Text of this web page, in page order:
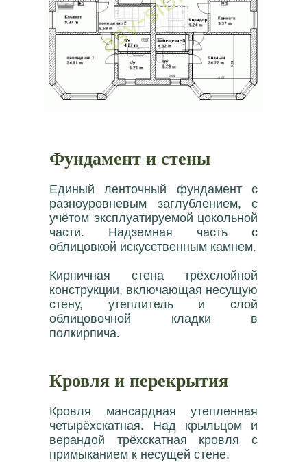
Фундамент и стены
Единый ленточный фундамент с
разноуровневым заглублением, с
учётом эксплуатируемой цокольной
части. Надземная часть с
облицовкой искусственным камнем.
Кирпичная стена трёхслойной
конструкции, включающая несущую
стену, утеплитель и слой
облицовочной кладки в
полкирпича.
Кровля и перекрытия
Кровля мансардная утепленная
четырёхскатная. Над крыльцом и
верандой трёхскатная кровля с
примыканием к несущей стене.